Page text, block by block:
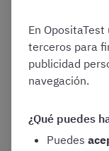
para
Además de una
que son causa de
corporal (IMC).
En
terceros para
publicidad
navegación.
¿Qué puedes
Puedes